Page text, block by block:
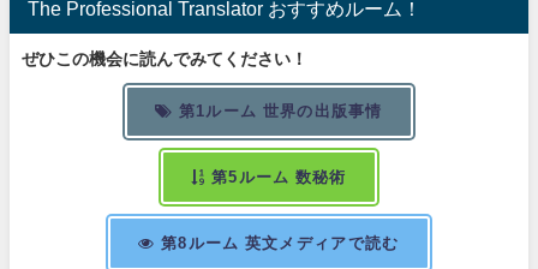
The Professional Translator おすすめルーム！
ぜひこの機会に読んでみてください！
第1ルーム 世界の出版事情
第5ルーム 数秘術
第8ルーム 英文メディアで読む